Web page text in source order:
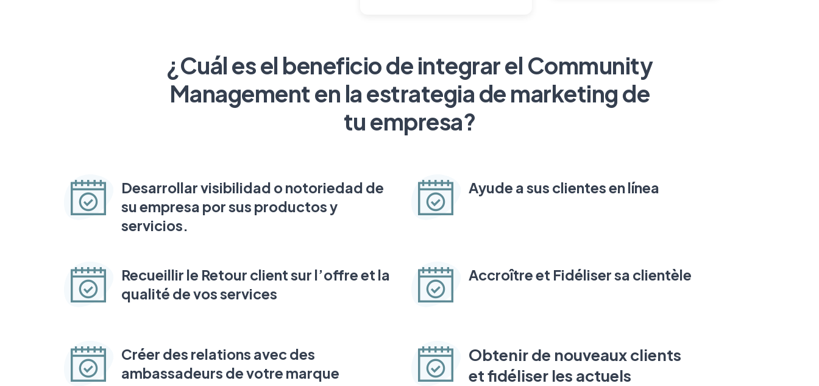
¿Cuál es el beneficio de integrar el Community
Management en la estrategia de marketing de
tu empresa?
Desarrollar visibilidad o notoriedad de
su empresa por sus productos y
servicios.
Ayude a sus clientes en línea
Recueillir le Retour client sur l’offre et la
qualité de vos services
Accroître et Fidéliser sa clientèle
Créer des relations avec des
ambassadeurs de votre marque
Obtenir de nouveaux clients
et fidéliser les actuels